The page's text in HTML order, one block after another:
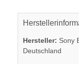
Hersteller: Sony
Deutschland